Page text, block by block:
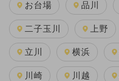
お台場 品川
二子玉川 上野
立川 横浜
川崎 川越